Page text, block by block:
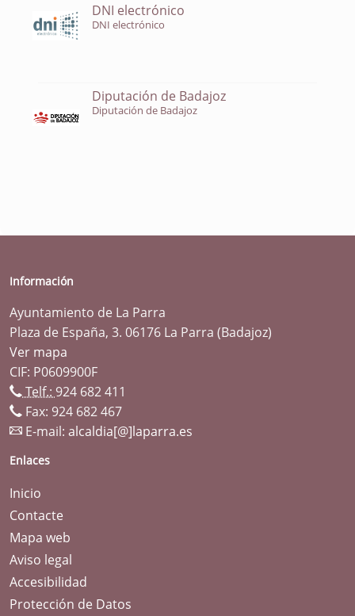
DNI electrónico
DNI electrónico
Diputación de Badajoz
Diputación de Badajoz
Información
Ayuntamiento de La Parra
Plaza de España, 3. 06176 La Parra (Badajoz)
Ver mapa
CIF: P0609900F
Telf.: 924 682 411
Fax: 924 682 467
E-mail: alcaldia[@]laparra.es
Enlaces
Inicio
Contacte
Mapa web
Aviso legal
Accesibilidad
Protección de Datos